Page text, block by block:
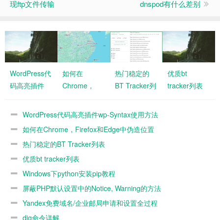
现ftp文件传输 dnspod有什么差别
WordPress代
码高亮插件
用方法
如何在
Chrome，
Edge中伪造
热门稳定的
BT Tracker列
优质bt
tracker列表
WordPress代码高亮插件wp-Syntax使用方法
如何在Chrome，Firefox和Edge中伪造位置
热门稳定的BT Tracker列表
优质bt tracker列表
Windows下python安装pip教程
屏蔽PHP默认设置中的Notice, Warning的方法
Yandex免费域名/企业邮局申请和设置全过程
dig命令详解